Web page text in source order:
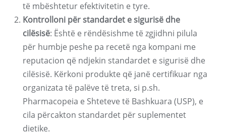
të mbështetur efektivitetin e tyre.
Kontrolloni për standardet e sigurisë dhe
cilësisë: Është e rëndësishme të zgjidhni pilula
për humbje peshe pa recetë nga kompani me
reputacion që ndjekin standardet e sigurisë dhe
cilësisë. Kërkoni produkte që janë certifikuar nga
organizata të palëve të treta, si p.sh.
Pharmacopeia e Shteteve të Bashkuara (USP), e
cila përcakton standardet për suplementet
dietike.